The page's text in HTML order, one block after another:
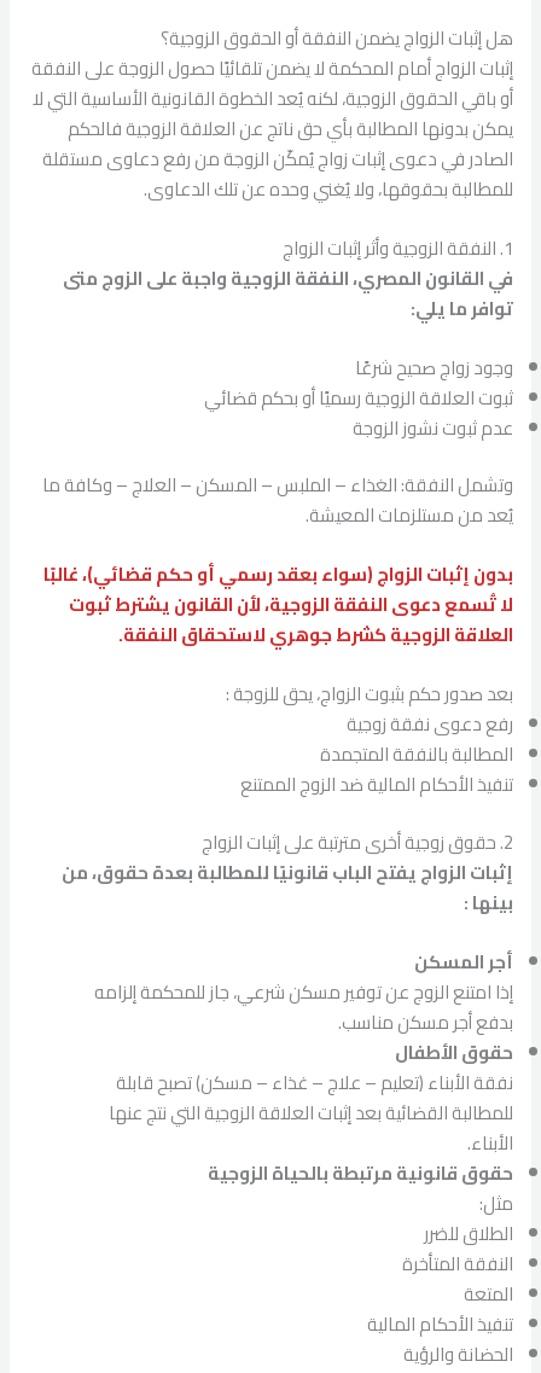
هل إثبات الزواج يضمن النفقة أو الحقوق الزوجية؟
إثبات الزواج أمام المحكمة لا يضمن تلقائيًا حصول الزوجة على النفقة
أو باقي الحقوق الزوجية، لكنه يُعد الخطوة القانونية الأساسية التي لا
يمكن بدونها المطالبة بأي حق ناتج عن العلاقة الزوجية فالحكم
الصادر في دعوى إثبات زواج يُمكّن الزوجة من رفع دعاوى مستقلة
للمطالبة بحقوقها، ولا يُغني وحده عن تلك الدعاوى.
1. النفقة الزوجية وأثر إثبات الزواج
في القانون المصري، النفقة الزوجية واجبة على الزوج متى
توافر ما يلي:
وجود زواج صحيح شرعًا
ثبوت العلاقة الزوجية رسميًا أو بحكم قضائي
عدم ثبوت نشوز الزوجة
وتشمل النفقة: الغذاء – الملبس – المسكن – العلاج – وكافة ما
يُعد من مستلزمات المعيشة.
بدون إثبات الزواج (سواء بعقد رسمي أو حكم قضائي)، غالبًا
لا تُسمع دعوى النفقة الزوجية، لأن القانون يشترط ثبوت
العلاقة الزوجية كشرط جوهري لاستحقاق النفقة.
بعد صدور حكم بثبوت الزواج، يحق للزوجة :
رفع دعوى نفقة زوجية
المطالبة بالنفقة المتجمدة
تنفيذ الأحكام المالية ضد الزوج الممتنع
2. حقوق زوجية أخرى مترتبة على إثبات الزواج
إثبات الزواج يفتح الباب قانونيًا للمطالبة بعدة حقوق، من
بينها :
أجر المسكن
إذا امتنع الزوج عن توفير مسكن شرعي، جاز للمحكمة إلزامه
بدفع أجر مسكن مناسب.
حقوق الأطفال
نفقة الأبناء (تعليم – علاج – غذاء – مسكن) تصبح قابلة
للمطالبة القضائية بعد إثبات العلاقة الزوجية التي نتج عنها
الأبناء.
حقوق قانونية مرتبطة بالحياة الزوجية
مثل:
الطلاق للضرر
النفقة المتأخرة
المتعة
تنفيذ الأحكام المالية
الحضانة والرؤية